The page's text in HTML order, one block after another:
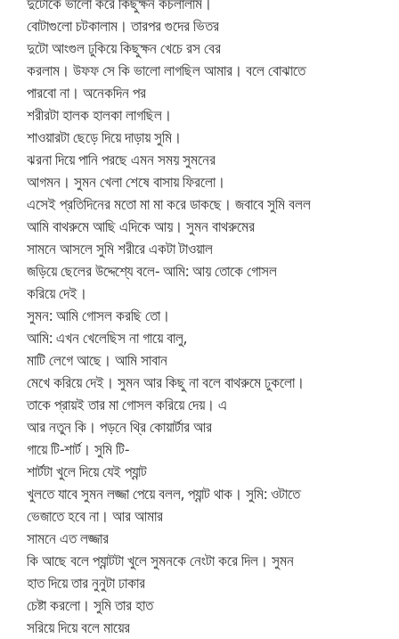
বোটাগুলো চটকালাম। তারপর গুদের ভিতর
দুটো আংগুল ঢুকিয়ে কিছুক্ষন খেচে রস বের
করলাম। উফফ সে কি ভালো লাগছিল আমার। বলে বোঝাতে
পারবো না। অনেকদিন পর
শরীরটা হালক হালকা লাগছিল।
শাওয়ারটা ছেড়ে দিয়ে দাড়ায় সুমি।
ঝরনা দিয়ে পানি পরছে এমন সময় সুমনের
আগমন। সুমন খেলা শেষে বাসায় ফিরলো।
এসেই প্রতিদিনের মতো মা মা করে ডাকছে। জবাবে সুমি বলল
আমি বাথরুমে আছি এদিকে আয়। সুমন বাথরুমের
সামনে আসলে সুমি শরীরে একটা টাওয়াল
জড়িয়ে ছেলের উদ্দেশ্যে বলে- আমি: আয় তোকে গোসল
করিয়ে দেই।
সুমন: আমি গোসল করছি তো।
আমি: এখন খেলেছিস না গায়ে বালু,
মাটি লেগে আছে। আমি সাবান
মেখে করিয়ে দেই। সুমন আর কিছু না বলে বাথরুমে ঢুকলো।
তাকে প্রায়ই তার মা গোসল করিয়ে দেয়। এ
আর নতুন কি। পড়নে থ্রি কোয়ার্টার আর
গায়ে টি-শার্ট। সুমি টি-
শার্টটা খুলে দিয়ে যেই প্যান্ট
খুলতে যাবে সুমন লজ্জা পেয়ে বলল, প্যান্ট থাক। সুমি: ওটাতে
ভেজাতে হবে না। আর আমার
সামনে এত লজ্জার
কি আছে বলে প্যান্টটা খুলে সুমনকে নেংটা করে দিল। সুমন
হাত দিয়ে তার নুনুটা ঢাকার
চেষ্টা করলো। সুমি তার হাত
সরিয়ে দিয়ে বলে মায়ের